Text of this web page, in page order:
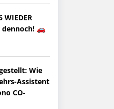
WIEDER
🚗
Wie
Assistent
CO-